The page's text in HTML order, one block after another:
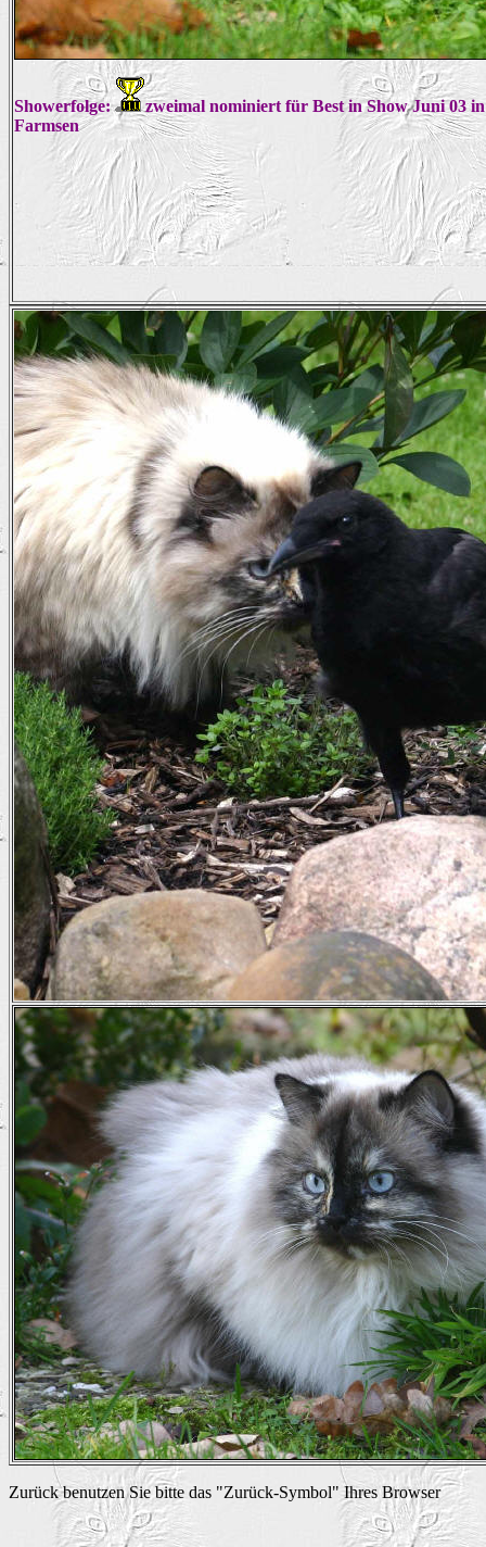
Showerfolge:
zweimal nominiert für Best in Show Juni 03
Farmsen
Zurück benutzen Sie bitte das "Zurück-Symbol" Ihres Browser